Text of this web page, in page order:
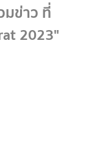
มข่าว ที่
2023"